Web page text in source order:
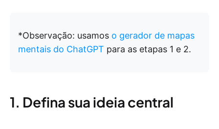
*Observação: usamos o gerador de mapas
mentais do ChatGPT para as etapas 1 e 2.
1. Defina sua ideia central